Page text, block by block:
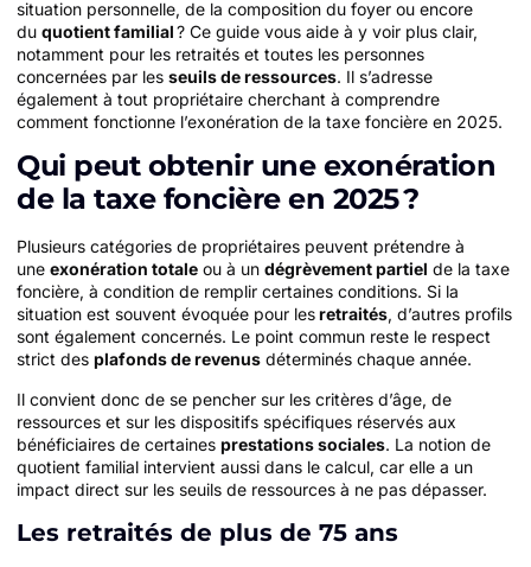
situation personnelle, de la composition du foyer ou encore
du quotient familial? Ce guide vous aide à y voir plus clair,
notamment pour les retraités et toutes les personnes
concernées par les seuils de ressources. Il s’adresse
également à tout propriétaire cherchant à comprendre
comment fonctionne l’exonération de la taxe foncière en 2025.
Qui peut obtenir une exonération
de la taxe foncière en 2025 ?
Plusieurs catégories de propriétaires peuvent prétendre à
une exonération totale ou à un dégrèvement partiel de la taxe
foncière, à condition de remplir certaines conditions. Si la
situation est souvent évoquée pour lesretraités, d’autres profils
sont également concernés. Le point commun reste le respect
strict des plafonds de revenus déterminés chaque année.
Il convient donc de se pencher sur les critères d’âge, de
ressources et sur les dispositifs spécifiques réservés aux
bénéficiaires de certaines prestations sociales. La notion de
quotient familial intervient aussi dans le calcul, car elle a un
impact direct sur les seuils de ressources à ne pas dépasser.
Les retraités de plus de 75 ans